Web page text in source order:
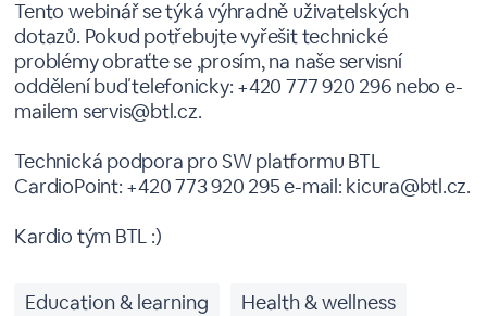
Tento webinář se týká výhradně uživatelských
dotazů. Pokud potřebujte vyřešit technické
problémy obraťte se ,prosím, na naše servisní
oddělení buď telefonicky: +420 777 920 296 nebo e-
mailem servis@btl.cz.
Technická podpora pro SW platformu BTL
CardioPoint: +420 773 920 295 e-mail: kicura@btl.cz.
Kardio tým BTL :)
Education & learning Health & wellness